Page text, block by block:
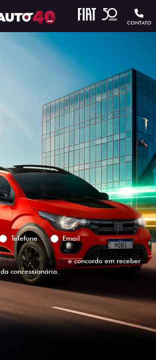
CONTATO
Telefone Email
de Privacidadee concordo em receber
concessionária.
ENTRAR EM CONTATO